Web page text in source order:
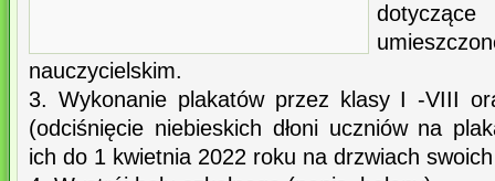
nauczycielskim.
3. Wykonanie plakatów przez klasy I -VIII
(odciśnięcie niebieskich dłoni uczniów na
ich do 1 kwietnia 2022 roku na drzwiach